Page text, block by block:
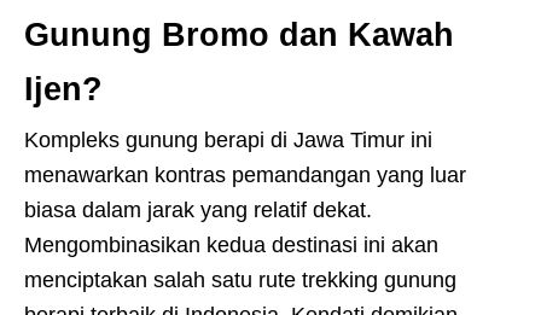
Gunung Bromo dan Kawah
Ijen?
Kompleks gunung berapi di Jawa Timur ini
menawarkan kontras pemandangan yang luar
biasa dalam jarak yang relatif dekat.
Mengombinasikan kedua destinasi ini akan
menciptakan salah satu rute trekking gunung